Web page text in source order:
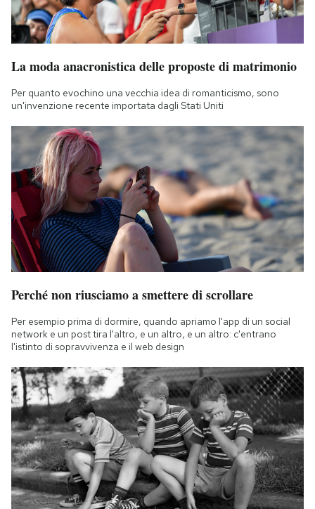
La moda anacronistica delle proposte di matrimonio
Per quanto evochino una vecchia idea di romanticismo, sono
un'invenzione recente importata dagli Stati Uniti
Perché non riusciamo a smettere di scrollare
Per esempio prima di dormire, quando apriamo l'app di un social
network e un post tira l'altro, e un altro, e un altro: c'entrano
l'istinto di sopravvivenza e il web design